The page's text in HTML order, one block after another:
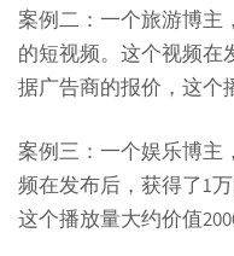
案例二：一个旅游博主
的短视频。这个视频在
据广告商的报价，这个
案例三：一个娱乐博主
频在发布后，获得了1
这个播放量大约价值